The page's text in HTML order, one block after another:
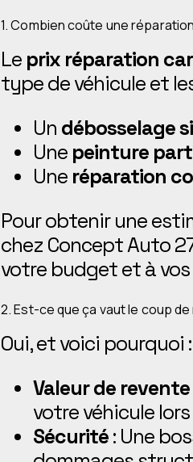
1. Combien coûte une
Le prix réparation
type de véhicule et
Un débosselage
Une peinture
Une réparation
Pour obtenir une
chez Concept Auto
votre budget et à
2. Est-ce que ça vaut le coup
Oui, et voici pourquoi :
Valeur de revente
votre véhicule
Sécurité: Une